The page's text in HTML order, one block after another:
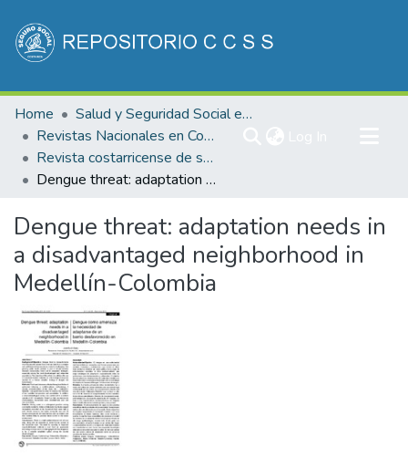
Communities & Collections
All of DSpace
Statistics
Home
Salud y Seguridad Social en Costa Rica
Revistas Nacionales en Costa Rica
Revista costarricense de salud Pública
Dengue threat: adaptation needs in a disadvantaged neighborhood in Medellín-Colombia
Dengue threat: adaptation needs in
a disadvantaged neighborhood in
Medellín-Colombia